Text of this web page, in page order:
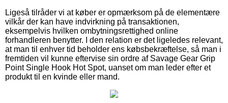
Ligeså tilråder vi at køber er opmærksom på de elementære
vilkår der kan have indvirkning på transaktionen,
eksempelvis hvilken ombytningsrettighed online
forhandleren benytter. I den relation er det ligeledes relevant,
at man til enhver tid beholder ens købsbekræftelse, så man i
fremtiden vil kunne eftervise sin ordre af Savage Gear Grip
Point Single Hook Hot Spot, uanset om man leder efter et
produkt til en kvinde eller mand.